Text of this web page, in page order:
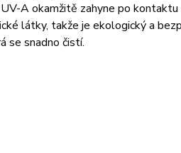
A okamžitě zahyne po
látky, takže je ekologický a
se snadno čistí.